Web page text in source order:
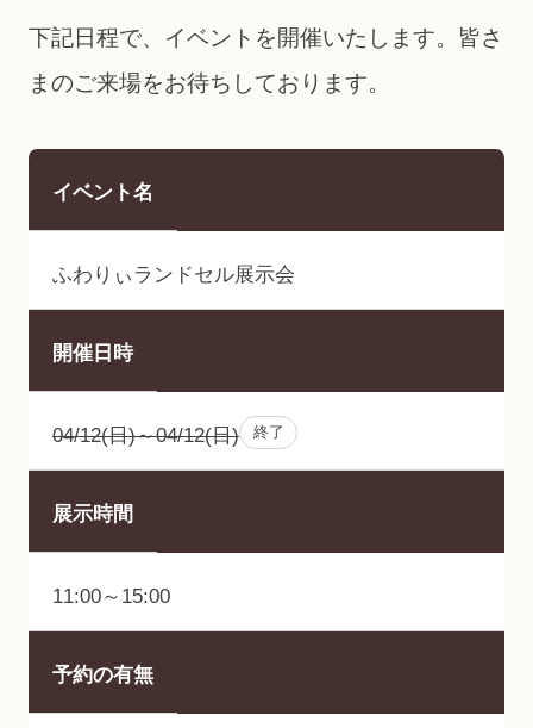
下記日程で、イベントを開催いたします。皆さ
まのご来場をお待ちしております。
イベント名
ふわりぃランドセル展示会
開催日時
04/12(日)～04/12(日) 終了
展示時間
11:00～15:00
予約の有無